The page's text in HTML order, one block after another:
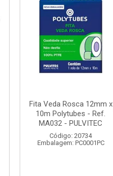
Fita Veda Rosca 12mm x
10m Polytubes - Ref.
MA032 - PULVITEC
Código: 20734
Embalagem: PC0001PC